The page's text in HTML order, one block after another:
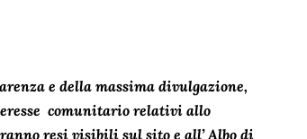
e della massima divulgazione,
comunitario relativi allo
resi visibili sul sito e all’ Albo di